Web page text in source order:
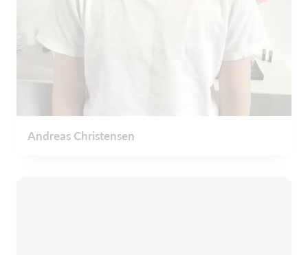
Andreas Christensen